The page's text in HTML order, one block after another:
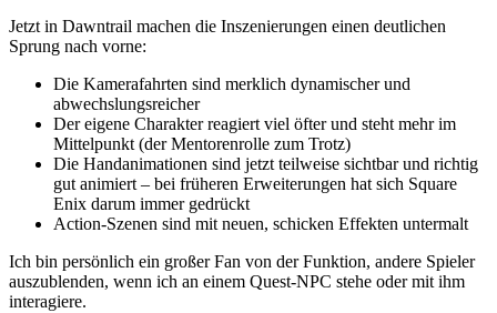
Jetzt in Dawntrail machen die Inszenierungen einen deutlichen
Sprung nach vorne:
Die Kamerafahrten sind merklich dynamischer und
abwechslungsreicher
Der eigene Charakter reagiert viel öfter und steht mehr im
Mittelpunkt (der Mentorenrolle zum Trotz)
Die Handanimationen sind jetzt teilweise sichtbar und richtig
gut animiert – bei früheren Erweiterungen hat sich Square
Enix darum immer gedrückt
Action-Szenen sind mit neuen, schicken Effekten untermalt
Ich bin persönlich ein großer Fan von der Funktion, andere Spieler
auszublenden, wenn ich an einem Quest-NPC stehe oder mit ihm
interagiere.